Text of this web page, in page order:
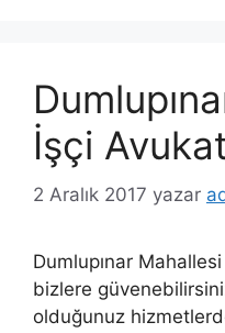
İşçi
2 Aralık 2017 yazar
Dumlupınar
bizlere
olduğunuz